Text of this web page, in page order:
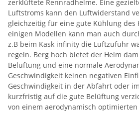
zerklüftete Rennradhelme. Eine
Luftstroms kann den Luftwiderstand
gleichzeitig für eine gute Kühlung des
einigen Modellen kann man auch
z.B beim Kask infinity die Luftzufuhr
regeln. Berg hoch bietet der Helm
Belüftung und eine normale
Geschwindigkeit keinen negativen
Geschwindigkeit in der Abfahrt oder
kurzfristig auf die gute Belüftung
von einem aerodynamisch optimierten